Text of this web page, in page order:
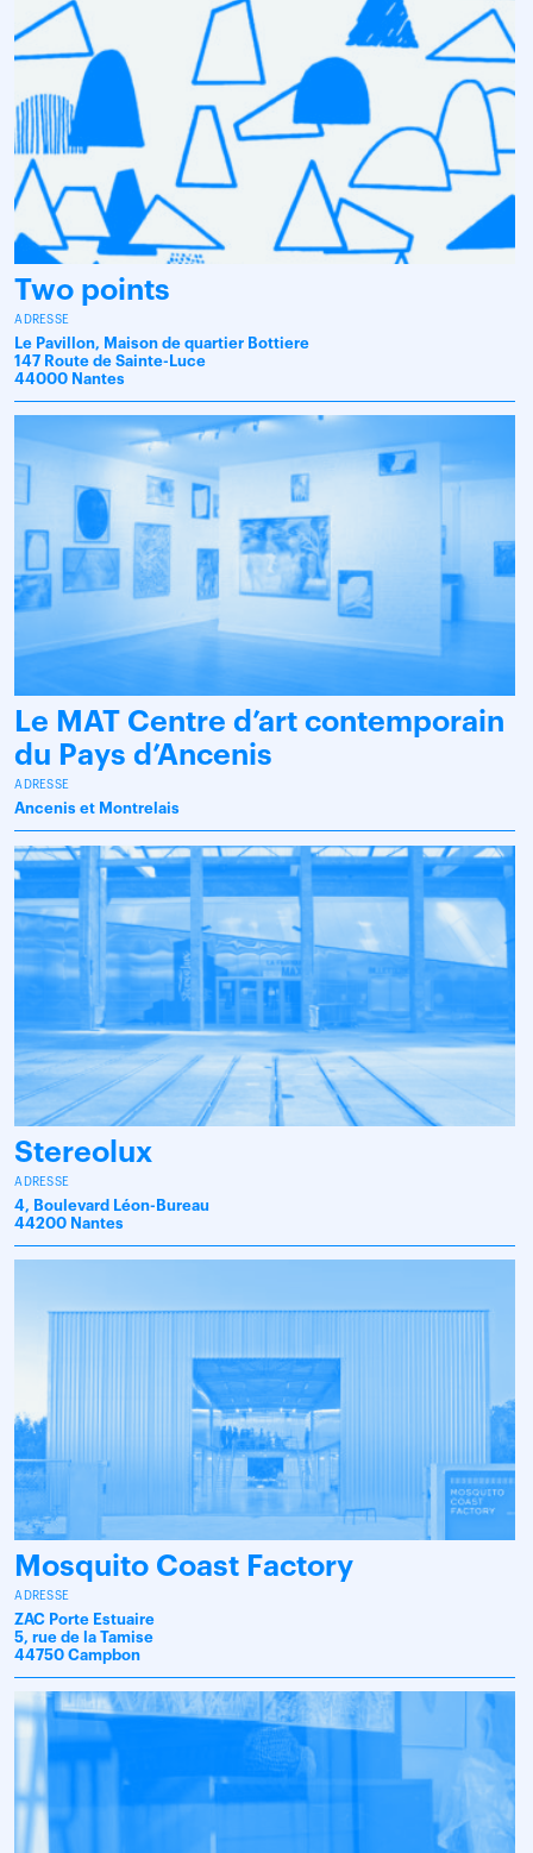
Two points
ADRESSE
Le Pavillon, Maison de quartier Bottiere
147 Route de Sainte-Luce
44000 Nantes
Le MAT Centre d’art contemporain
du Pays d’Ancenis
ADRESSE
Ancenis et Montrelais
Stereolux
ADRESSE
4, Boulevard Léon-Bureau
44200 Nantes
Mosquito Coast Factory
ADRESSE
ZAC Porte Estuaire
5, rue de la Tamise
44750 Campbon